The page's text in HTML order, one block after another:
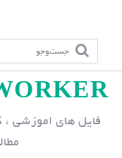
p
فایل های اموزشی